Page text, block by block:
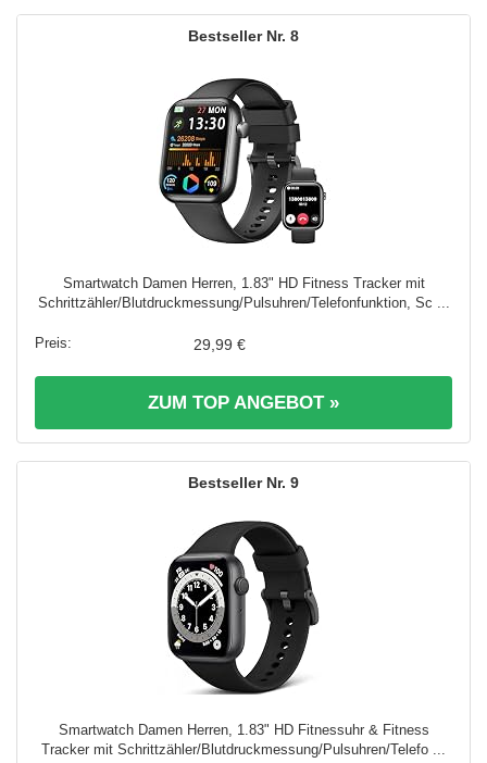
8
Smartwatch Damen Herren, 1.83" HD Fitness Tracker mit
Schrittzähler/Blutdruckmessung/Pulsuhren/Telefonfunktion, Sc ...
29,99 €
ZUM TOP ANGEBOT »
9
Smartwatch Damen Herren, 1.83" HD Fitnessuhr & Fitness
Tracker mit Schrittzähler/Blutdruckmessung/Pulsuhren/Telefo ...